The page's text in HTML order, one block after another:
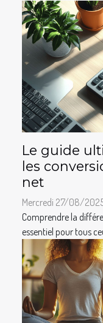
Le guide
les
net
Mercredi 27/08/
Comprendre la
essentiel pour tous